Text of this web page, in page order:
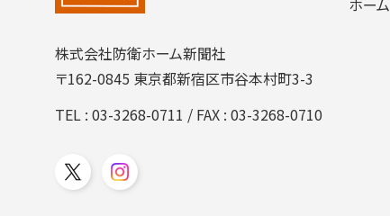
株式会社防衛ホーム新聞社
〒162-0845 東京都新宿区市谷本村町3-3
TEL :03-3268-0711 / FAX : 03-3268-0710